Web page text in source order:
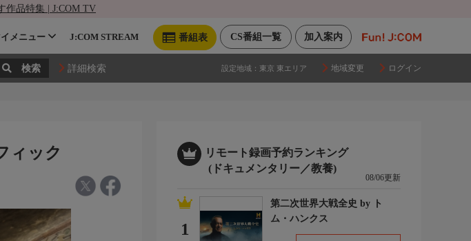
作品特集 | J:COM TV
加入案内
CS番組一覧
番組表
メニュー J:COM STREAM
詳細検索 設定地域： 東京 東エリア 地域変更 ログイン
ィック
リモート録画予約ランキング
(ドキュメンタリー／教養)
08/06更新
1
第二次世界大戦全史 by ト
ム・ハンクス